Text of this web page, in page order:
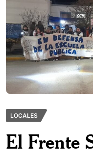
LOCALES
El Frente